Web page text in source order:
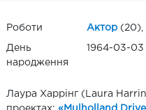
Роботи Актор (20),
День
народження
1964-03-03
Лаура Харрінг (Laura